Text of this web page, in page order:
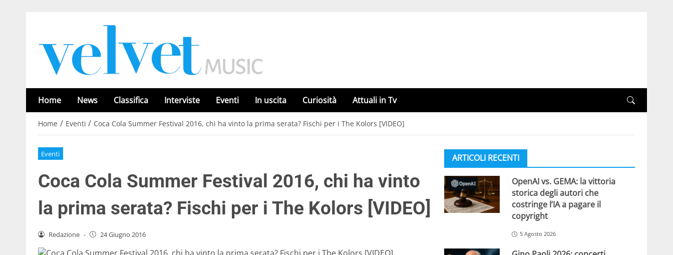
Home News Classifica Interviste Eventi In uscita Curiosità Attuali in Tv
Home / Eventi / Coca Cola Summer Festival 2016, chi ha vinto la prima serata? Fischi per i The Kolors [VIDEO]
Eventi
Coca Cola Summer Festival 2016, chi ha vinto
la prima serata? Fischi per i The Kolors [VIDEO]
Redazione - 24 Giugno 2016
ARTICOLI RECENTI
OpenAI vs. GEMA: la vittoria
storica degli autori che
costringe l’IA a pagare il
copyright
5 Agosto 2026